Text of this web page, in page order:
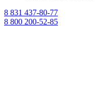
8 831 437-80-77
8 800 200-52-85